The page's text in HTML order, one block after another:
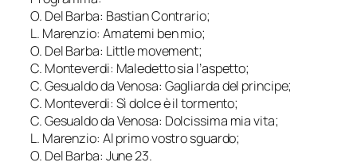
O. Del Barba: Bastian Contrario;
L. Marenzio: Amatemi ben mio;
O. Del Barba: Little movement;
C. Monteverdi: Maledetto sia l’aspetto;
C. Gesualdo da Venosa: Gagliarda del principe;
C. Monteverdi: Sì dolce è il tormento;
C. Gesualdo da Venosa: Dolcissima mia vita;
L. Marenzio: Al primo vostro sguardo;
O. Del Barba: June 23.